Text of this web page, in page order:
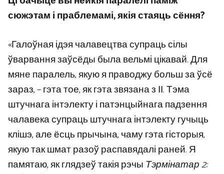
сюжэтам і праблемамі, якія стаяць сёння?
«Галоўная ідэя чалавецтва супраць сілы
ўварвання заўсёды была вельмі цікавай. Для
мяне паралель, якую я праводжу больш за ўсё
зараз, – гэта тое, як гэта звязана з ІІ. Тэма
штучнага інтэлекту і патэнцыйнага падзення
чалавека супраць штучнага інтэлекту гучыць
клішэ, але ёсць прычына, чаму гэта гісторыя,
якую так шмат разоў распавядалі раней. Я
памятаю, як глядзеў такія рэчыТэрмінатар 2: